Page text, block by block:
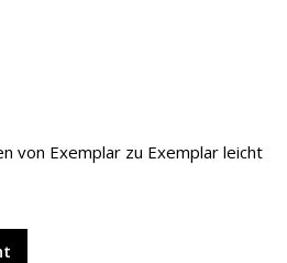
von Exemplar zu Exemplar leicht